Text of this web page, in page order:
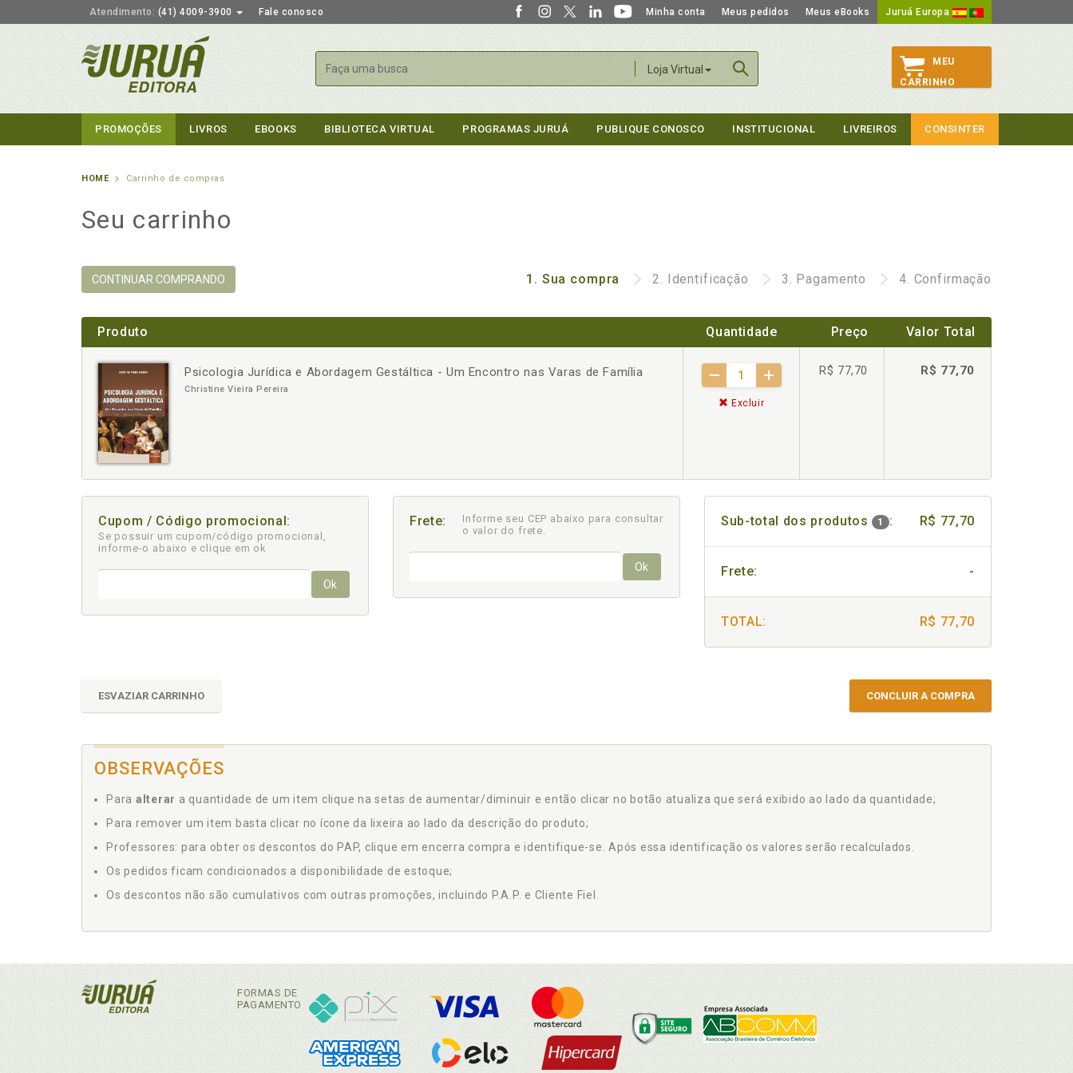
Atendimento: (41) 4009-3900 Fale conosco Minha conta Meus pedidos Meus eBooks Juruá Europa
Loja Virtual
Buscar
MEU
CARRINHO
PROMOÇÕES LIVROS EBOOKS BIBLIOTECA VIRTUAL PROGRAMAS JURUÁ PUBLIQUE CONOSCO INSTITUCIONAL LIVREIROS CONSINTER
HOME Carrinho de compras
Seu carrinho
CONTINUAR COMPRANDO 1. Sua compra 2. Identificação 3. Pagamento 4. Confirmação
Produto Quantidade Preço Valor Total
Psicologia Jurídica e Abordagem Gestáltica - Um Encontro nas Varas de Família
Christine Vieira Pereira
- +
Excluir
R$ 77,70 R$ 77,70
Cupom / Código promocional:
Se possuir um cupom/código promocional,
informe-o abaixo e clique em ok
Ok
Frete:
Informe seu CEP abaixo para consultar
o valor do frete.
Ok
Sub-total dos produtos 1 : R$ 77,70
Frete: -
TOTAL: R$ 77,70
ESVAZIAR CARRINHO CONCLUIR A COMPRA
OBSERVAÇÕES
Para alterar a quantidade de um item clique na setas de aumentar/diminuir e então clicar no botão atualiza que será exibido ao lado da quantidade;
Para remover um item basta clicar no ícone da lixeira ao lado da descrição do produto;
Professores: para obter os descontos do PAP, clique em encerra compra e identifique-se. Após essa identificação os valores serão recalculados.
Os pedidos ficam condicionados a disponibilidade de estoque;
Os descontos não são cumulativos com outras promoções, incluindo P.A.P. e Cliente Fiel.
FORMAS DE
PAGAMENTO